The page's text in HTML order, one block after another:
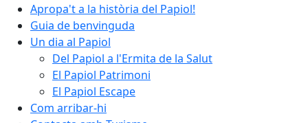
Apropa't a la història del Papiol!
Guia de benvinguda
Un dia al Papiol
Del Papiol a l'Ermita de la Salut
El Papiol Patrimoni
El Papiol Escape
Com arribar-hi